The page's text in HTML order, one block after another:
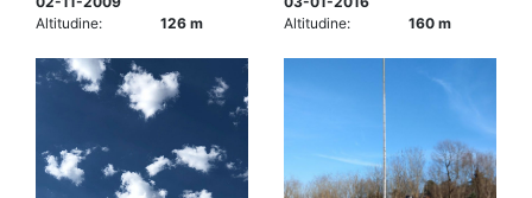
Altitudine:
126 m
Altitudine:
160 m